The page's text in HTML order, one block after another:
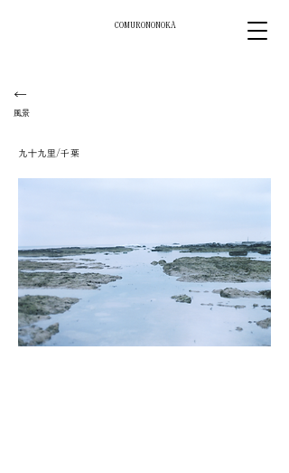
COMURONONOKA
←
風景
九十九里/千葉